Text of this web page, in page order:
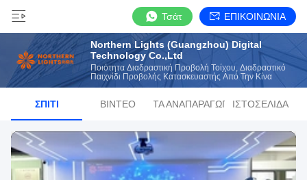
Τσάτ ΕΠΙΚΟΙΝΩΝΙΑ
Northern Lights (Guangzhou) Digital
Technology Co.,Ltd
Ποιότητα Διαδραστική Προβολή Τοίχου, Διαδραστικό
Παιχνίδι Προβολής Κατασκευαστής Από Την Κίνα
ΣΠΊΤΙ ΒΊΝΤΕΟ ΛΊΣΤΑ ΑΝΑΠΑΡΑΓΩΓΉΣΙΣΤΟΣΕΛΊΔΑ